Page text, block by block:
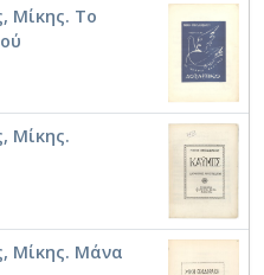
Μίκης. Το
Μίκης.
Μίκης. Μάνα